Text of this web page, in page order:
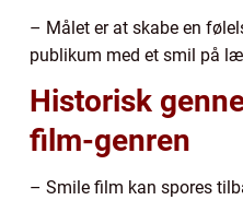
– Målet er at skabe en
publikum med et smil på
Historisk
film-genren
– Smile film kan spores